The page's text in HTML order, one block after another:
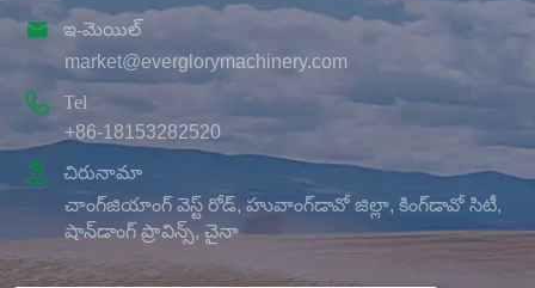
 ఇ-మెయిల్
market@everglorymachinery.com

Tel
+86-18153282520

చిరునామా
చాంగ్‌జియాంగ్ వెస్ట్ రోడ్, హువాంగ్‌డావో జిల్లా, కింగ్‌డావో సిటీ,
షాన్‌డాంగ్ ప్రావిన్స్, చైనా